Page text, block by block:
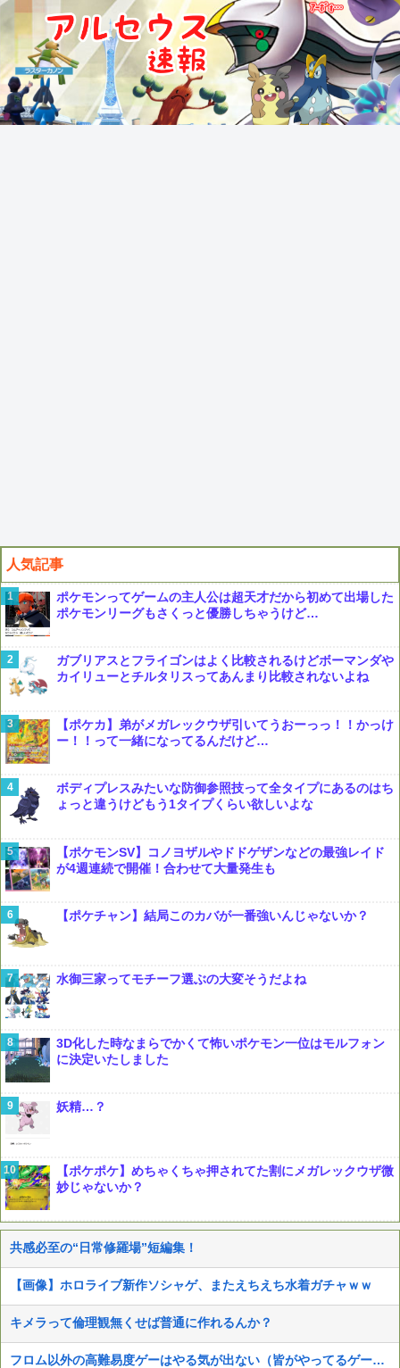
人気記事
ポケモンってゲームの主人公は超天才だから初めて出場した
ポケモンリーグもさくっと優勝しちゃうけど…
ガブリアスとフライゴンはよく比較されるけどボーマンダや
カイリューとチルタリスってあんまり比較されないよね
【ポケカ】弟がメガレックウザ引いてうおーっっ！！かっけ
ー！！って一緒になってるんだけど…
ボディプレスみたいな防御参照技って全タイプにあるのはち
ょっと違うけどもう1タイプくらい欲しいよな
【ポケモンSV】コノヨザルやドドゲザンなどの最強レイド
が4週連続で開催！合わせて大量発生も
【ポケチャン】結局このカバが一番強いんじゃないか？
水御三家ってモチーフ選ぶの大変そうだよね
3D化した時なまらでかくて怖いポケモン一位はモルフォン
に決定いたしました
妖精…？
【ポケポケ】めちゃくちゃ押されてた割にメガレックウザ微
妙じゃないか？
共感必至の“日常修羅場”短編集！
【画像】ホロライブ新作ソシャゲ、またえちえち水着ガチャｗｗ
キメラって倫理観無くせば普通に作れるんか？
フロム以外の高難易度ゲーはやる気が出ない（皆がやってるゲームじゃないと達成感がない）←この考えが共感多数にｗｗ